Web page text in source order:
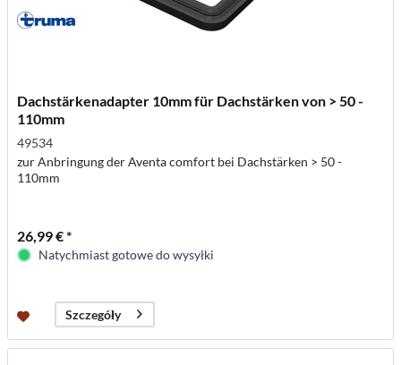
Dachstärkenadapter 10mm für Dachstärken von > 50 -
110mm
49534
zur Anbringung der Aventa comfort bei Dachstärken > 50 -
110mm
26,99 € *
Natychmiast gotowe do wysyłki
Szczegóły